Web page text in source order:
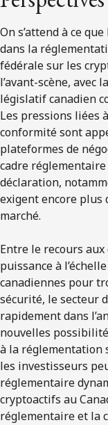
On s’attend à ce
dans la
fédérale sur les
l’avant-scène, avec
législatif canadien
Les pressions liées
conformité sont
plateformes de
cadre réglementaire
déclaration,
exigent encore plus
marché.
Entre le recours
puissance à
canadiennes pour
sécurité, le secteur
rapidement dans
nouvelles
à la réglementation
les investisseurs
réglementaire
cryptoactifs au
réglementaire et la